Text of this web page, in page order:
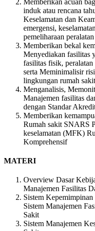
induk atau rencana
Keselamatan dan
emergensi,
pemeliharaan
Memberikan bekal
Menyediakan fasilitas
fasilitas fisik, peralatan
serta Meminimalisir
lingkungan rumah
Menganalisis,
Manajemen fasilitas
dengan Standar
Memberikan
Rumah sakit SNARS
keselamatan (MFK)
Komprehensif
MATERI
Overview Dasar
Manajemen Fasilitas
Sistem
Sistem Manajemen
Sakit
Sistem Manajemen